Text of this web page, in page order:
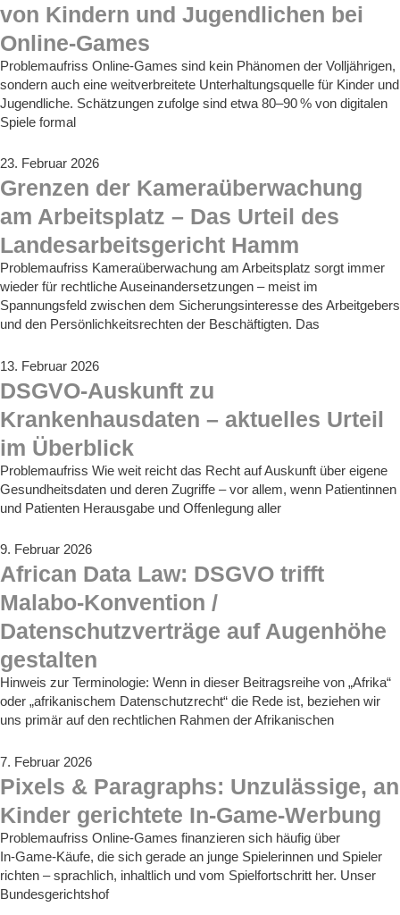
von Kindern und Jugendlichen bei
Online-Games
Problemaufriss Online-Games sind kein Phänomen der Volljährigen,
sondern auch eine weitverbreitete Unterhaltungsquelle für Kinder und
Jugendliche. Schätzungen zufolge sind etwa 80–90 % von digitalen
Spiele formal
23. Februar 2026
Grenzen der Kameraüberwachung
am Arbeitsplatz – Das Urteil des
Landesarbeitsgericht Hamm
Problemaufriss Kameraüberwachung am Arbeitsplatz sorgt immer
wieder für rechtliche Auseinandersetzungen – meist im
Spannungsfeld zwischen dem Sicherungsinteresse des Arbeitgebers
und den Persönlichkeitsrechten der Beschäftigten. Das
13. Februar 2026
DSGVO-Auskunft zu
Krankenhausdaten – aktuelles Urteil
im Überblick
Problemaufriss Wie weit reicht das Recht auf Auskunft über eigene
Gesundheitsdaten und deren Zugriffe – vor allem, wenn Patientinnen
und Patienten Herausgabe und Offenlegung aller
9. Februar 2026
African Data Law: DSGVO trifft
Malabo-Konvention /
Datenschutzverträge auf Augenhöhe
gestalten
Hinweis zur Terminologie: Wenn in dieser Beitragsreihe von „Afrika“
oder „afrikanischem Datenschutzrecht“ die Rede ist, beziehen wir
uns primär auf den rechtlichen Rahmen der Afrikanischen
7. Februar 2026
Pixels & Paragraphs: Unzulässige, an
Kinder gerichtete In-Game-Werbung
Problemaufriss Online-Games finanzieren sich häufig über
In‑Game‑Käufe, die sich gerade an junge Spielerinnen und Spieler
richten – sprachlich, inhaltlich und vom Spielfortschritt her. Unser
Bundesgerichtshof